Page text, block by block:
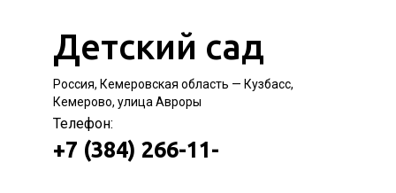
Детский сад
Россия, Кемеровская область — Кузбасс,
Кемерово, улица Авроры
Телефон:
+7 (384) 266-11-